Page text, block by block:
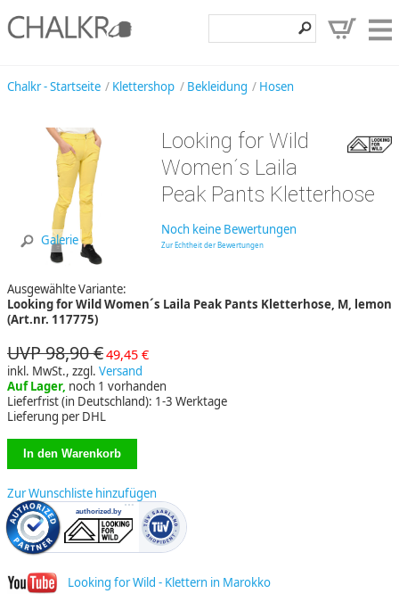
Entdecken
Angebote
Hilfe, Kontakt
Chalkr - Startseite Klettershop Bekleidung Hosen
Galerie
Looking for Wild
Women´s Laila
Peak Pants Kletterhose
Noch keine Bewertungen
Zur Echtheit der Bewertungen
Ausgewählte Variante:
Looking for Wild Women´s Laila Peak Pants Kletterhose, M, lemon
(Art.nr. 117775)
UVP 98,90 €49,45 €
inkl. MwSt., zzgl. Versand
Auf Lager, noch 1 vorhanden
Lieferfrist (in Deutschland): 1-3 Werktage
Lieferung per DHL
Zur Wunschliste hinzufügen
Looking for Wild - Klettern in Marokko